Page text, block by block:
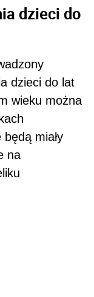
dzieci do
dzieci do lat
wieku można
miały
na